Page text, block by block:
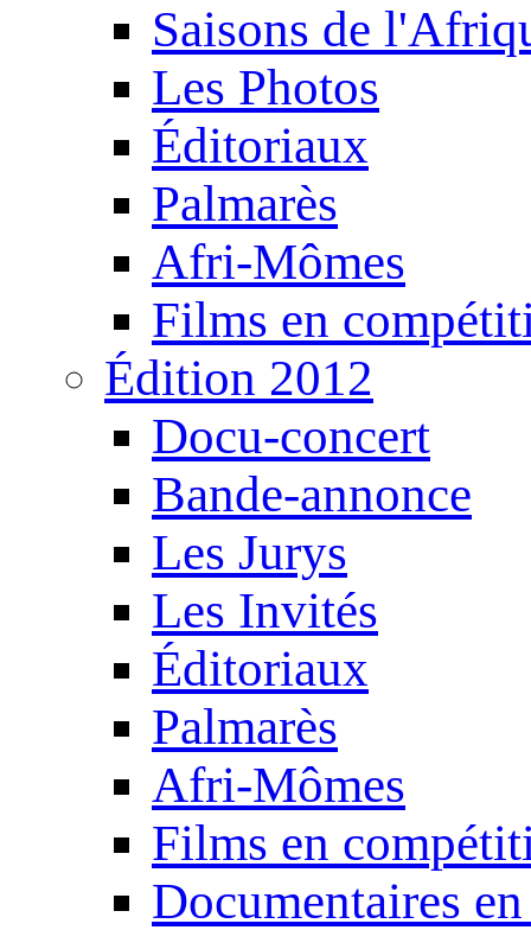
Saisons de
Les Photos
Éditoriaux
Palmarès
Afri-Mômes
Films en
Édition 2012
Docu-concert
Bande-annonce
Les Jurys
Les Invités
Éditoriaux
Palmarès
Afri-Mômes
Films en
Documentaires